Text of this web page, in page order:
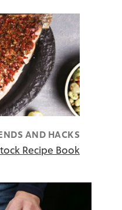
AND HACKS
Recipe Book